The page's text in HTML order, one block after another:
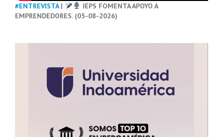
#ENTREVISTA|
IEPS FOMENTA APOYO A
EMPRENDEDORES. (05-08-2026)